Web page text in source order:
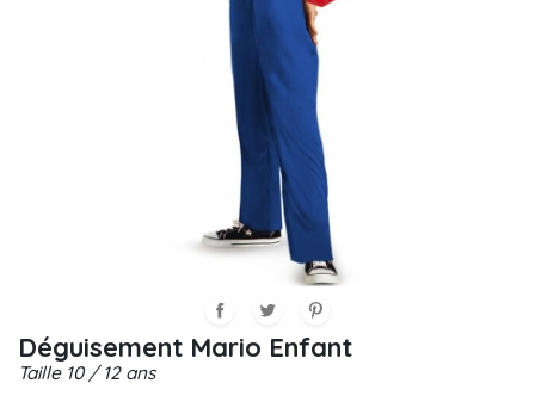
Déguisement Mario Enfant
Taille 10 / 12 ans